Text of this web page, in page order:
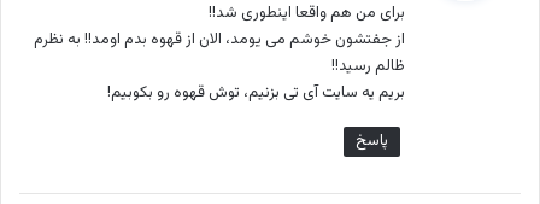
:
برای من هم واقعا اینطوری شد!!
از جفتشون خوشم می یومد، الان از قهوه بدم اومد!! به نظرم
ظالم رسید!!
بریم یه سایت آی تی بزنیم، توش قهوه رو بکوبیم!
پاسخ